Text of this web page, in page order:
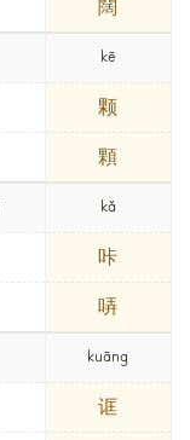
闊
kē
颗
顆
kǎ
咔
哢
kuāng
诓